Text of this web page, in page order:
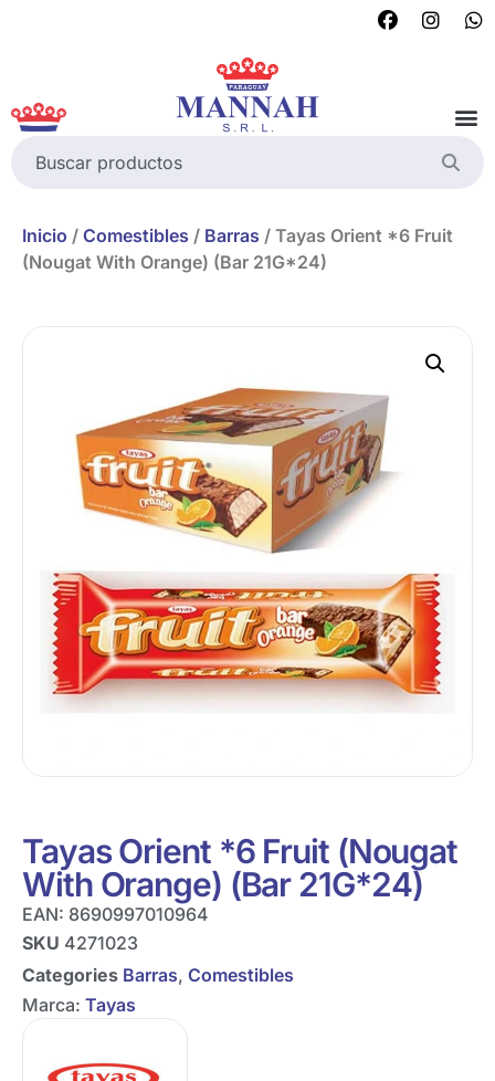
Inicio / Comestibles / Barras / Tayas Orient *6 Fruit
(Nougat With Orange) (Bar 21G*24)
Tayas Orient *6 Fruit (Nougat
With Orange) (Bar 21G*24)
EAN: 8690997010964
SKU 4271023
Categories Barras, Comestibles
Marca: Tayas